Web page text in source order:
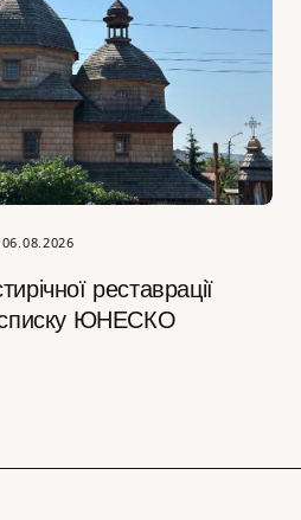
06.08.2026
реставрації
списку ЮНЕСКО